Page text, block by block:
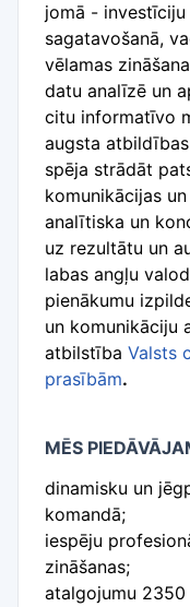
jomā -
sagatavošanā,
vēlamas
datu analīzē un
citu informatīvo
augsta
spēja strādāt
komunikācijas
analītiska un
uz rezultātu un
labas angļu
pienākumu
un komunikāciju
atbilstība Valsts
prasībām.
MĒS
dinamisku un
komandā;
iespēju
zināšanas;
atalgojumu 2350